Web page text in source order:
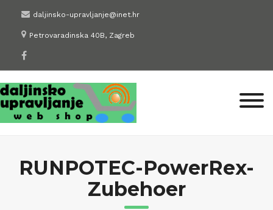
content
daljinsko-upravljanje@inet.hr
Petrovaradinska 40B, Zagreb
RUNPOTEC-PowerRex-
Zubehoer